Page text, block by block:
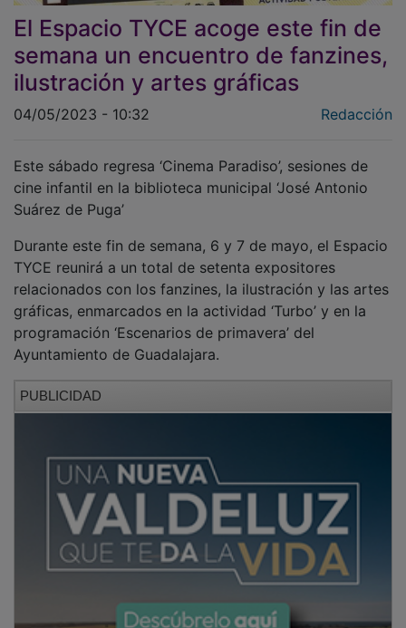
El Espacio TYCE acoge este fin de
semana un encuentro de fanzines,
ilustración y artes gráficas
04/05/2023 - 10:32
cine infantil en la biblioteca municipal ‘José Antonio
Suárez de Puga’
TYCE reunirá a un total de setenta expositores
relacionados con los fanzines, la ilustración y las artes
gráficas, enmarcados en la actividad ‘Turbo’ y en la
programación ‘Escenarios de primavera’ del
Ayuntamiento de Guadalajara.